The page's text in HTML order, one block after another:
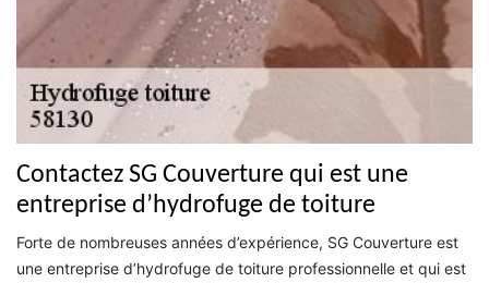
Contactez SG Couverture qui est une
entreprise d’hydrofuge de toiture
Forte de nombreuses années d’expérience, SG Couverture est
une entreprise d’hydrofuge de toiture professionnelle et qui est